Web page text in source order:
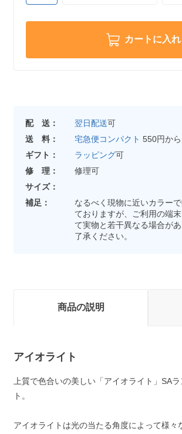
カートに入
配 送： 翌日配送可
送 料：
宅急便コンパクト 550円か
ギフト：
ラッピング可
修 理：
修理可
サイズ：
補足：
なるべく現物に近いカラー
ておりますが、ご利用の端
て実物と若干異なる場合が
了承ください。
商品の説明
アイオライト
上質で色合いの美しい「アイオライト」SA
ト。
アイオライトは光の当たる角度によって様々